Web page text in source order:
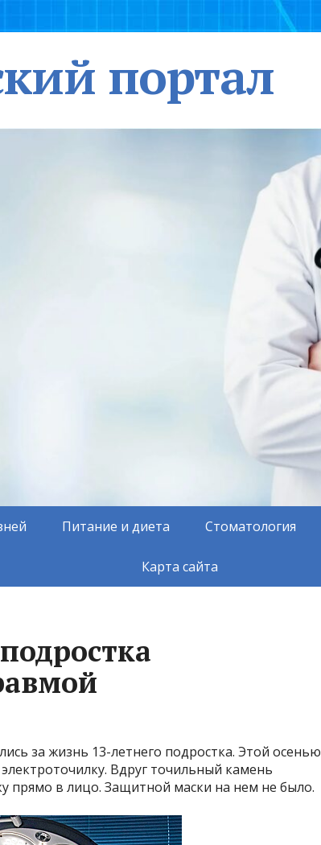
портал
Питание и диета Стоматология
Карта сайта
за жизнь 13-летнего подростка. Этой осенью
Вдруг точильный камень
прямо в лицо. Защитной маски на нем не было.